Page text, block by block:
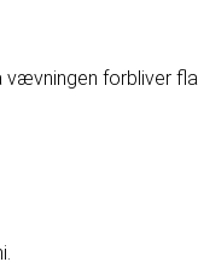
vævningen forbliver